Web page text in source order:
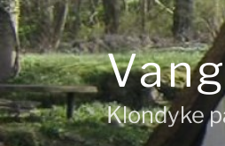
Videre
til
indhold
Klondyke